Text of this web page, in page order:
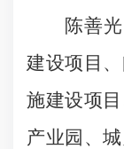
陈善
建设项目
施建设项
产业园、